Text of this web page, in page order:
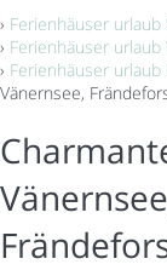
› Ferienhäuser urlaub
› Ferienhäuser urlaub
› Ferienhäuser urlaub
Vänernsee,